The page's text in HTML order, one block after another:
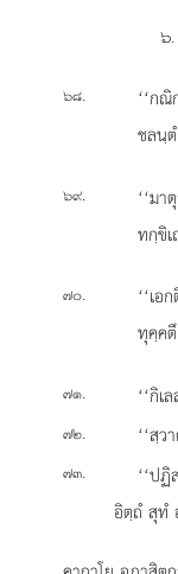
๖
๖๘. ‘‘กณิ
ชลนฺ
๖๙. ‘‘มา
ทกฺขิ
๗๐.
‘‘เ
ทุคฺค
๗๑. ‘‘กิ
๗๒. ‘‘สฺ
๗๓.
‘‘ป
อิตฺถํ สุทํ